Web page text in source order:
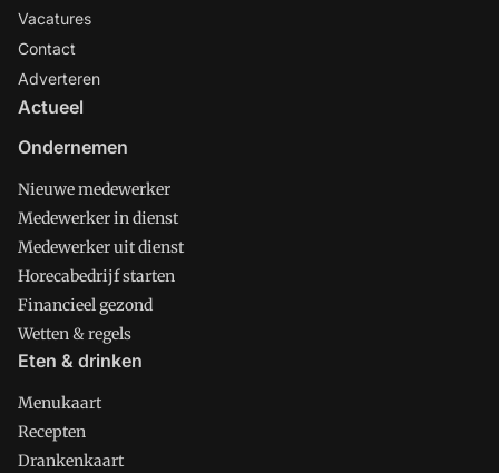
Vacatures
Contact
Adverteren
Actueel
Ondernemen
Nieuwe medewerker
Medewerker in dienst
Medewerker uit dienst
Horecabedrijf starten
Financieel gezond
Wetten & regels
Eten & drinken
Menukaart
Recepten
Drankenkaart